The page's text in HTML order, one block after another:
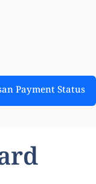
Payment Status